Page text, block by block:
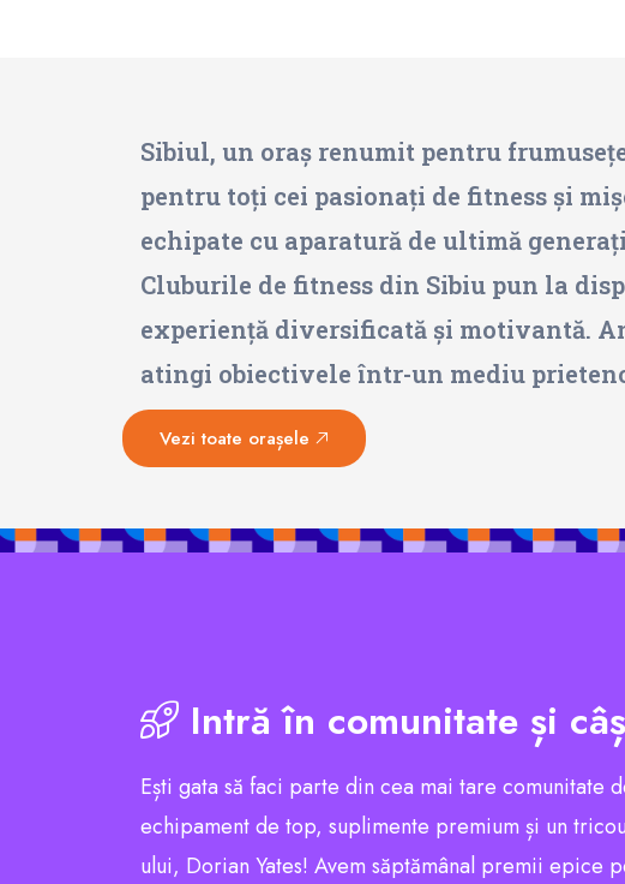
Sibiul, un oraș renumit pentru
pentru toți cei pasionați de fitness și
echipate cu aparatură de ultimă
Cluburile de fitness din Sibiu pun la
experiență diversificată și motivantă.
atingi obiectivele într-un mediu
Vezi toate orașele
Intră în comunitate și
Ești gata să faci parte din cea mai tare comunitate
echipament de top, suplimente premium și un
ului, Dorian Yates! Avem săptămânal premii epice